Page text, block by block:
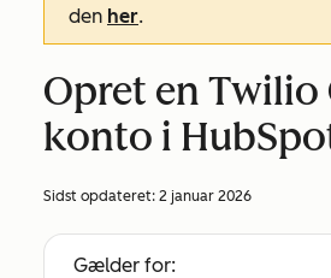
den her.
Opret en Twilio
konto i
Sidst opdateret: 2 januar 2026
Gælder for: